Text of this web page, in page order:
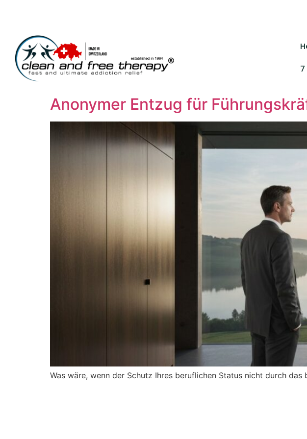
Anonymer Entzug für
Was wäre, wenn der Schutz Ihres beruflichen Status nicht durch